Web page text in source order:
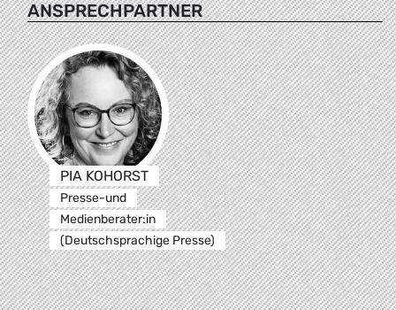
ANSPRECHPARTNER
PIA KOHORST
Presse-und
Medienberater:in
(Deutschsprachige Presse)